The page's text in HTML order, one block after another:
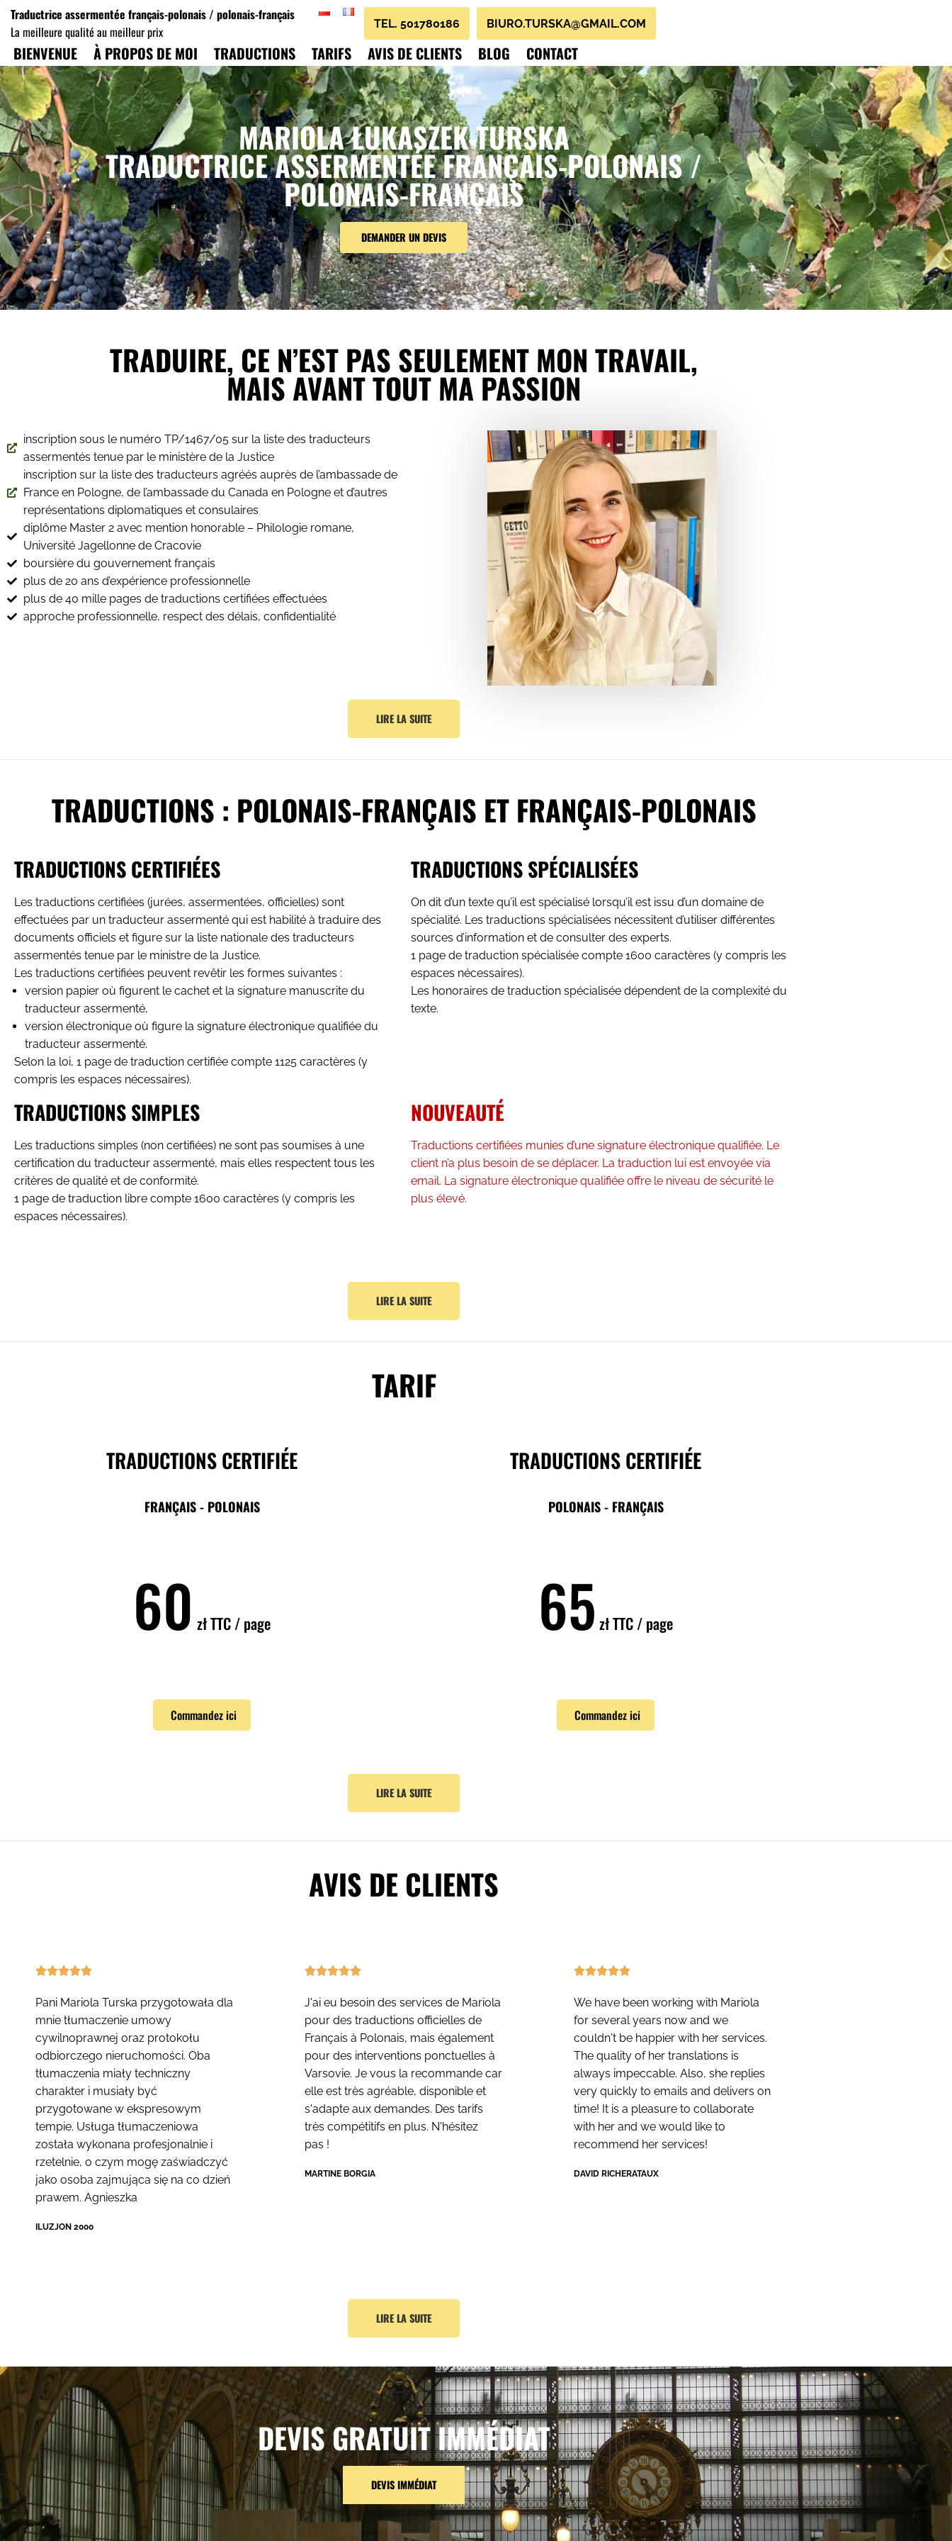
Aller
au
contenu
Traductrice assermentée français-polonais / polonais-français
La meilleure qualité au meilleur prix
TEL. 501780186 BIURO.TURSKA@GMAIL.COM
BIENVENUE À PROPOS DE MOI TRADUCTIONS TARIFS AVIS DE CLIENTS BLOG CONTACT
MARIOLA ŁUKASZEK-TURSKA
TRADUCTRICE ASSERMENTÉE FRANÇAIS-POLONAIS /
POLONAIS-FRANÇAIS
DEMANDER UN DEVIS
TRADUIRE, CE N’EST PAS SEULEMENT MON TRAVAIL,
MAIS AVANT TOUT MA PASSION
inscription sous le numéro TP/1467/05 sur la liste des traducteurs
assermentés tenue par le ministère de la Justice
inscription sur la liste des traducteurs agréés auprès de l’ambassade de
France en Pologne, de l’ambassade du Canada en Pologne et d’autres
représentations diplomatiques et consulaires
diplôme Master 2 avec mention honorable – Philologie romane,
Université Jagellonne de Cracovie
boursière du gouvernement français
plus de 20 ans d’expérience professionnelle
plus de 40 mille pages de traductions certifiées effectuées
approche professionnelle, respect des délais, confidentialité
LIRE LA SUITE
TRADUCTIONS : POLONAIS-FRANÇAIS ET FRANÇAIS-POLONAIS
TRADUCTIONS CERTIFIÉES
Les traductions certifiées (jurées, assermentées, officielles) sont
effectuées par un traducteur assermenté qui est habilité à traduire des
documents officiels et figure sur la liste nationale des traducteurs
assermentés tenue par le ministre de la Justice.
Les traductions certifiées peuvent revêtir les formes suivantes :
version papier où figurent le cachet et la signature manuscrite du
traducteur assermenté,
version électronique où figure la signature électronique qualifiée du
traducteur assermenté.
Selon la loi, 1 page de traduction certifiée compte 1125 caractères (y
compris les espaces nécessaires).
TRADUCTIONS SPÉCIALISÉES
On dit d’un texte qu’il est spécialisé lorsqu’il est issu d’un domaine de
spécialité. Les traductions spécialisées nécessitent d’utiliser différentes
sources d’information et de consulter des experts.
1 page de traduction spécialisée compte 1600 caractères (y compris les
espaces nécessaires).
Les honoraires de traduction spécialisée dépendent de la complexité du
texte.
TRADUCTIONS SIMPLES
Les traductions simples (non certifiées) ne sont pas soumises à une
certification du traducteur assermenté, mais elles respectent tous les
critères de qualité et de conformité.
1 page de traduction libre compte 1600 caractères (y compris les
espaces nécessaires).
NOUVEAUTÉ
Traductions certifiées munies d’une signature électronique qualifiée. Le
client n’a plus besoin de se déplacer. La traduction lui est envoyée via
email. La signature électronique qualifiée offre le niveau de sécurité le
plus élevé.
LIRE LA SUITE
TARIF
TRADUCTIONS CERTIFIÉE
FRANÇAIS - POLONAIS
60 złTTC / page
Commandez ici
TRADUCTIONS CERTIFIÉE
POLONAIS - FRANÇAIS
65 złTTC / page
Commandez ici
LIRE LA SUITE
AVIS DE CLIENTS

Pani Mariola Turska przygotowała dla
mnie tłumaczenie umowy
cywilnoprawnej oraz protokołu
odbiorczego nieruchomości. Oba
tłumaczenia miały techniczny
charakter i musiały być
przygotowane w ekspresowym
tempie. Usługa tłumaczeniowa
została wykonana profesjonalnie i
rzetelnie, o czym mogę zaświadczyć
jako osoba zajmująca się na co dzień
prawem. Agnieszka
ILUZJON 2000

J'ai eu besoin des services de Mariola
pour des traductions officielles de
Français à Polonais, mais également
pour des interventions ponctuelles à
Varsovie. Je vous la recommande car
elle est très agréable, disponible et
s'adapte aux demandes. Des tarifs
très compétitifs en plus. N'hésitez
pas !
MARTINE BORGIA

We have been working with Mariola
for several years now and we
couldn't be happier with her services.
The quality of her translations is
always impeccable. Also, she replies
very quickly to emails and delivers on
time! It is a pleasure to collaborate
with her and we would like to
recommend her services!
DAVID RICHERATAUX
LIRE LA SUITE
DEVIS GRATUIT IMMÉDIAT
DEVIS IMMÉDIAT